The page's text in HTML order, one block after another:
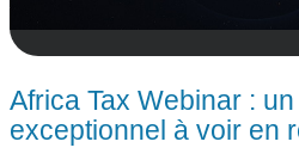
Africa Tax Webinar :
exceptionnel à voir en